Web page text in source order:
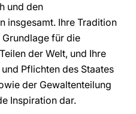
und den
insgesamt. Ihre Tradition
für die
der Welt, und Ihre
Pflichten des Staates
der Gewaltenteilung
Inspiration dar.